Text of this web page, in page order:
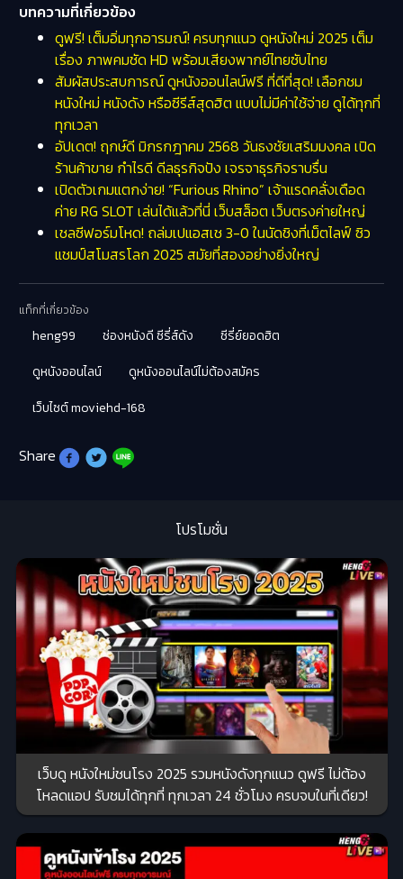
บทความที่เกี่ยวข้อง
ดูฟรี! เต็มอิ่มทุกอารมณ์! ครบทุกแนว ดูหนังใหม่ 2025 เต็ม
เรื่อง ภาพคมชัด HD พร้อมเสียงพากย์ไทยซับไทย
สัมผัสประสบการณ์ ดูหนังออนไลน์ฟรี ที่ดีที่สุด! เลือกชม
หนังใหม่ หนังดัง หรือซีรีส์สุดฮิต แบบไม่มีค่าใช้จ่าย ดูได้ทุกที่
ทุกเวลา
อัปเดต! ฤกษ์ดี มิกรกฎาคม 2568 วันธงชัยเสริมมงคล เปิด
ร้านค้าขาย กำไรดี ดีลธุรกิจปัง เจรจาธุรกิจราบรื่น
เปิดตัวเกมแตกง่าย! “Furious Rhino” เจ้าแรดคลั่งเดือด
ค่าย RG SLOT เล่นได้แล้วที่นี่ เว็บสล็อต เว็บตรงค่ายใหญ่
เชลซีฟอร์มโหด! ถล่มเปแอสเช 3-0 ในนัดชิงที่เม็ตไลฟ์ ซิว
แชมป์สโมสรโลก 2025 สมัยที่สองอย่างยิ่งใหญ่
แท็กที่เกี่ยวข้อง
heng99 ช่องหนังดี ซีรี่ส์ดัง
ซีรี่ย์ยอดฮิต
ดูหนังออนไลน์
ดูหนังออนไลน์ไม่ต้องสมัคร
เว็บไซต์ moviehd-168
Share
โปรโมชั่น
เว็บดู หนังใหม่ชนโรง 2025 รวมหนังดังทุกแนว ดูฟรี ไม่ต้อง
โหลดแอป รับชมได้ทุกที่ ทุกเวลา 24 ชั่วโมง ครบจบในที่เดียว!